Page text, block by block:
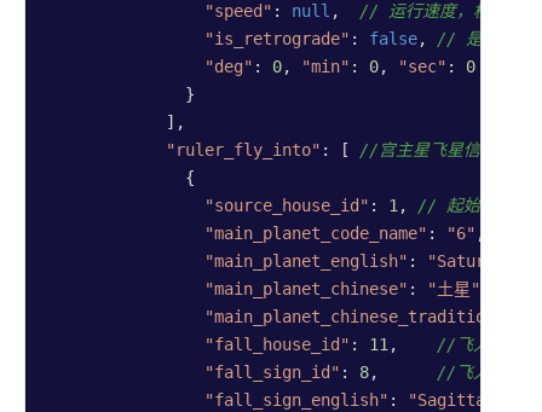
"speed" : null , // 运行速度，枚举：
"is_retrograde" : false, // 是否逆行
"deg" : 0, "min" : 0, "sec" : 0
              }
            ],
"ruler_fly_into" : [ //宫主星飞星信息(高
              {
"source_house_id" : 1, // 起始宫位(1-
"main_planet_code_name" : "6" ,
"main_planet_english" : "Saturn"
"main_planet_chinese" : "土星"
"main_planet_chinese_traditional"
"fall_house_id" : 11, //飞入的目
"fall_sign_id" : 8, //飞入的目
"fall_sign_english" : "Sagittarius"